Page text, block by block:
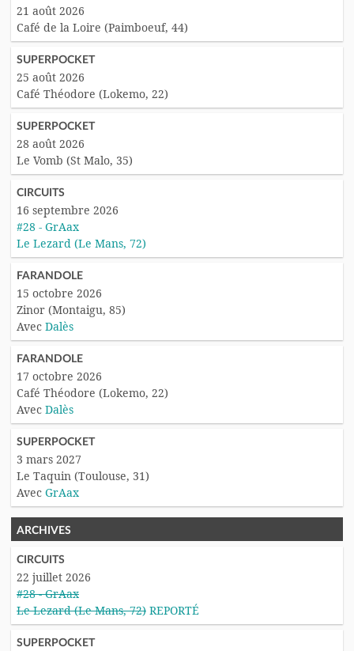
21 août 2026
Café de la Loire (Paimboeuf, 44)
SUPERPOCKET
25 août 2026
Café Théodore (Lokemo, 22)
SUPERPOCKET
28 août 2026
Le Vomb (St Malo, 35)
CIRCUITS
16 septembre 2026
#28 - GrAax
Le Lezard (Le Mans, 72)
FARANDOLE
15 octobre 2026
Zinor (Montaigu, 85)
Avec Dalès
FARANDOLE
17 octobre 2026
Café Théodore (Lokemo, 22)
Avec Dalès
SUPERPOCKET
3 mars 2027
Le Taquin (Toulouse, 31)
Avec GrAax
ARCHIVES
CIRCUITS
22 juillet 2026
#28 - GrAax
Le Lezard (Le Mans, 72) REPORTÉ
SUPERPOCKET